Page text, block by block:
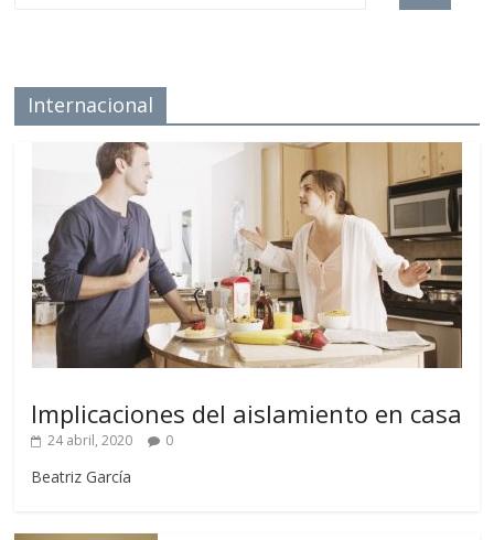
Internacional
Implicaciones del aislamiento en casa
24 abril, 2020 0
Beatriz García